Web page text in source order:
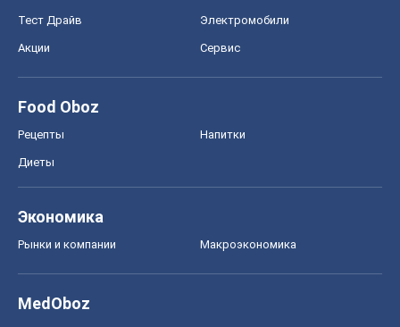
Тест Драйв Электромобили
Акции Сервис
Food Oboz
Рецепты Напитки
Диеты
Экономика
Рынки и компании Mакроэкономика
MedOboz